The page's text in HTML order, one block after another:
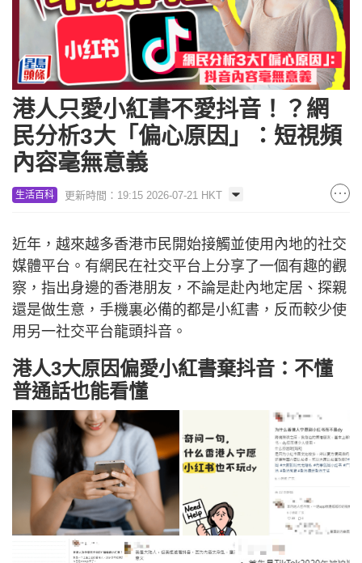
港人只愛小紅書不愛抖音！？網
民分析3大「偏心原因」：短視頻
內容毫無意義
生活百科 更新時間：19:15 2026-07-21 HKT
近年，越來越多香港市民開始接觸並使用內地的社交
媒體平台。有網民在社交平台上分享了一個有趣的觀
察，指出身邊的香港朋友，不論是赴內地定居、探親
還是做生意，手機裏必備的都是小紅書，反而較少使
用另一社交平台龍頭抖音。
港人3大原因偏愛小紅書棄抖音：不懂
普通話也能看懂